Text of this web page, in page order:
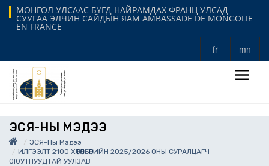
МОНГОЛ УЛСААС БҮГД НАЙРАМДАХ ФРАНЦ УЛСАД
СУУГАА ЭЛЧИН САЙДЫН ЯАМ AMBASSADE DE MONGOLIE
EN FRANCE
fr mn
ЭСЯ-НЫ МЭДЭЭ
ЭСЯ-Ны Мэдээ
ИЛГЭЭЛТ 21ОО ХӨТӨЛБӨРИЙН 2025/2026 ОНЫ СУРАЛЦАГЧ
ОЮУТНУУДТАЙ УУЛЗАВ